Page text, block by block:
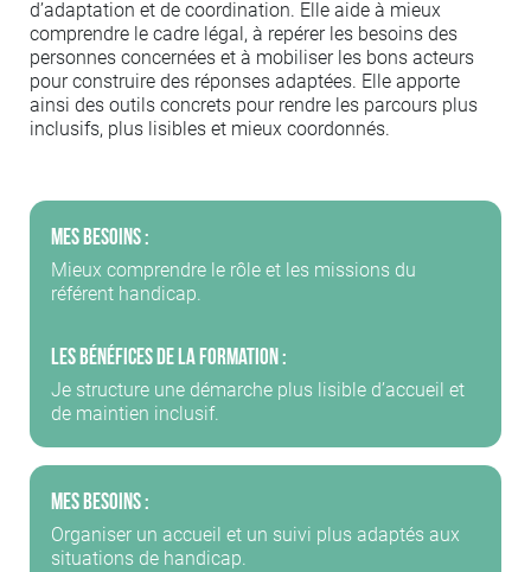
d’adaptation et de coordination. Elle aide à mieux
comprendre le cadre légal, à repérer les besoins des
personnes concernées et à mobiliser les bons acteurs
pour construire des réponses adaptées. Elle apporte
ainsi des outils concrets pour rendre les parcours plus
inclusifs, plus lisibles et mieux coordonnés.
Mes besoins :
Mieux comprendre le rôle et les missions du
référent handicap.
Les bénéfices de la formation :
Je structure une démarche plus lisible d’accueil et
de maintien inclusif.
Mes besoins :
Organiser un accueil et un suivi plus adaptés aux
situations de handicap.